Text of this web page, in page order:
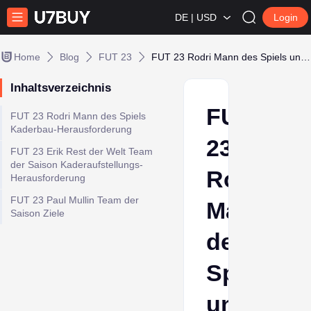
DE | USD Login
Home Blog FUT 23
Inhaltsverzeichnis
FUT 23 Rodri Mann des Spiels
Kaderbau-Herausforderung
FUT 23 Erik Rest der Welt Team
der Saison Kaderaufstellungs-
Herausforderung
FUT 23 Paul Mullin Team der
Saison Ziele
FUT
23
Rodri
Mann
des
Spiels
und